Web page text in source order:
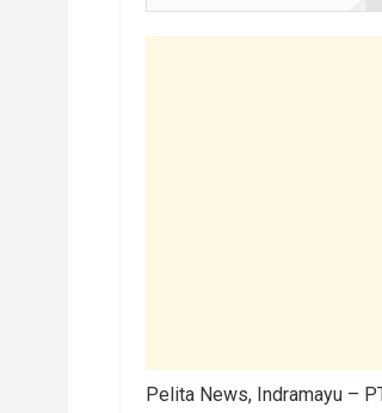
Pelita News, Indramayu –